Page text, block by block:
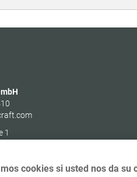
1
cookies si usted nos da su